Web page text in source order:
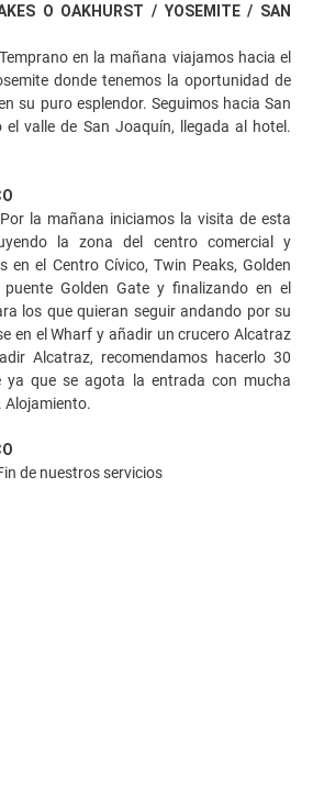
O OAKHURST / YOSEMITE / SAN
en la mañana viajamos hacia el
donde tenemos la oportunidad de
su puro esplendor. Seguimos hacia San
el valle de San Joaquín, llegada al hotel.
la mañana iniciamos la visita de esta
la zona del centro comercial y
en el Centro Cívico, Twin Peaks, Golden
Golden Gate y finalizando en el
los que quieran seguir andando por su
en el Wharf y añadir un crucero Alcatraz
Alcatraz, recomendamos hacerlo 30
ya que se agota la entrada con mucha
Alojamiento.
de nuestros servicios